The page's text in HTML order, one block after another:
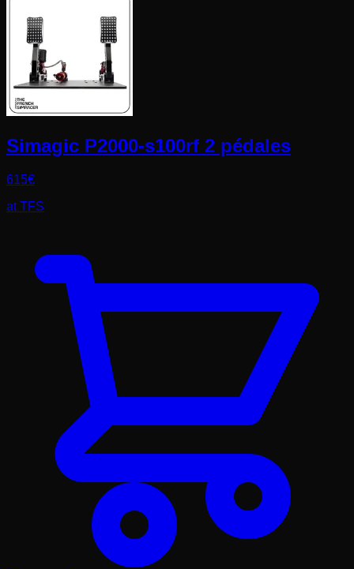
Simagic P2000-s100rf 2 pédales
615€
at TFS